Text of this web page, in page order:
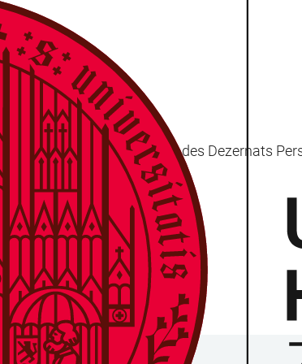
und Leitungspersonen des Dezernats
über Uni-ID).